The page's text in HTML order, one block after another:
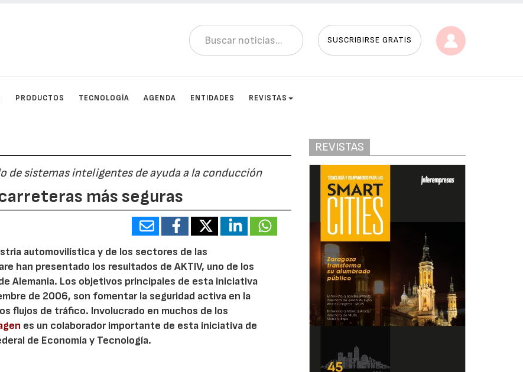
SUSCRIBIRSE GRATIS
PRODUCTOS TECNOLOGÍA AGENDA ENTIDADES REVISTAS
de sistemas inteligentes de ayuda a la conducción
más seguras
automovilística y de los sectores de las
han presentado los resultados de AKTIV, uno de los
Alemania. Los objetivos principales de esta iniciativa
de 2006, son fomentar la seguridad activa en la
flujos de tráfico. Involucrado en muchos de los
es un colaborador importante de esta iniciativa de
de Economía y Tecnología.
REVISTAS